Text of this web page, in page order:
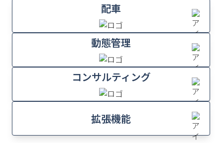
配車
動態管理
コンサルティング
拡張機能